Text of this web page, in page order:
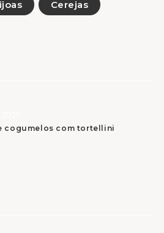
Cerejas
cogumelos com tortellini